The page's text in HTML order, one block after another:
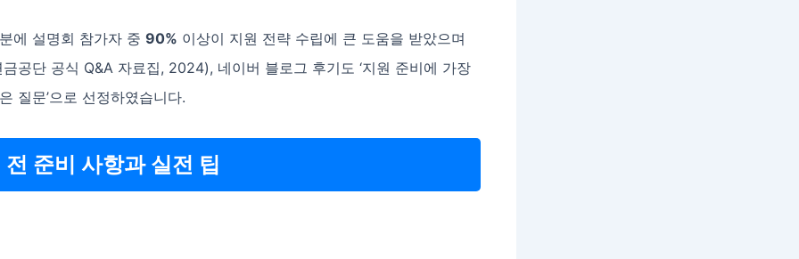
에 설명회 참가자 중 90% 이상이 지원 전략 수립에 큰 도움을 받았으며
공단 공식 Q&A 자료집, 2024), 네이버 블로그 후기도 ‘지원 준비에 가장
질문’으로 선정하였습니다.
준비 사항과 실전 팁